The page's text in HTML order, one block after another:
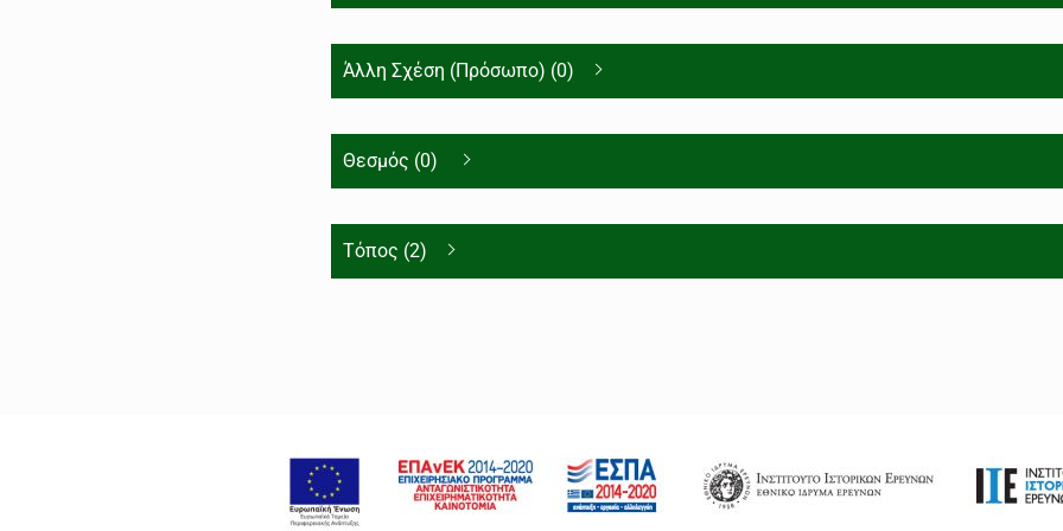
Άλλη Σχέση (Πρόσωπο) (0)
Θεσμός (0)
Τόπος (2)